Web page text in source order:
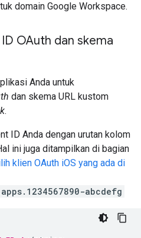
domain Google Workspace.
OAuth dan skema
Anda untuk
dan skema URL kustom
.
ID Anda dengan urutan kolom
ini juga ditampilkan di bagian
klien OAuth iOS yang ada di
abcdefg